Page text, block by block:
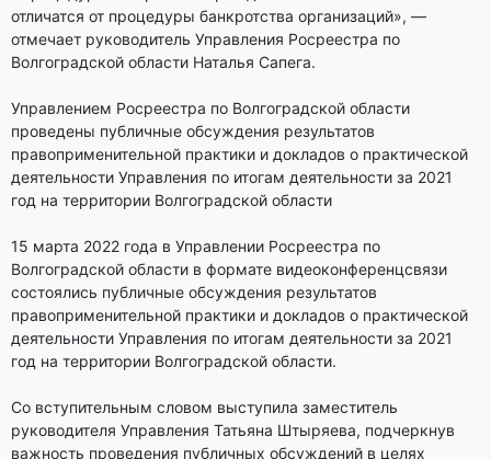
отличатся от процедуры банкротства организаций», —
отмечает руководитель Управления Росреестра по
Волгоградской области Наталья Сапега.
Управлением Росреестра по Волгоградской области
проведены публичные обсуждения результатов
правоприменительной практики и докладов о практической
деятельности Управления по итогам деятельности за 2021
год на территории Волгоградской области
15 марта 2022 года в Управлении Росреестра по
Волгоградской области в формате видеоконференцсвязи
состоялись публичные обсуждения результатов
правоприменительной практики и докладов о практической
деятельности Управления по итогам деятельности за 2021
год на территории Волгоградской области.
Со вступительным словом выступила заместитель
руководителя Управления Татьяна Штыряева, подчеркнув
важность проведения публичных обсуждений в целях